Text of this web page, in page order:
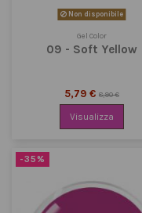
Non disponibile
Gel Color
09 - Soft Yellow
5,79 € 8,90 €
Visualizza
-35%